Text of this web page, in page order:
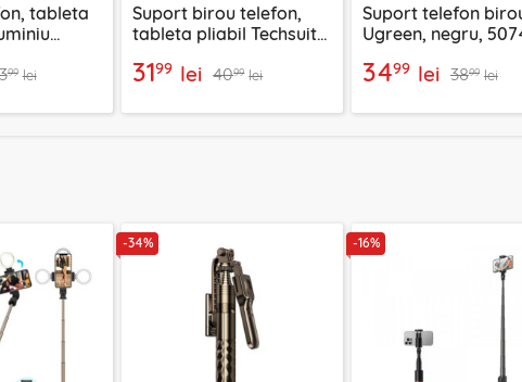
tableta
99 lei
Suport birou telefon,
tableta pliabil Techsuit,
3199 lei 4099 lei
Suport telefon
Ugreen, negru,
3499 lei 3899 lei
-34% -16%